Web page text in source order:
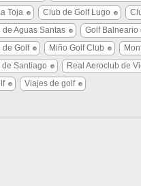
Toja
Club de Golf Lugo
Aguas Santas
Golf Balneario
de Golf
Miño Golf Club
de Santiago
Real Aeroclub de
Viajes de golf